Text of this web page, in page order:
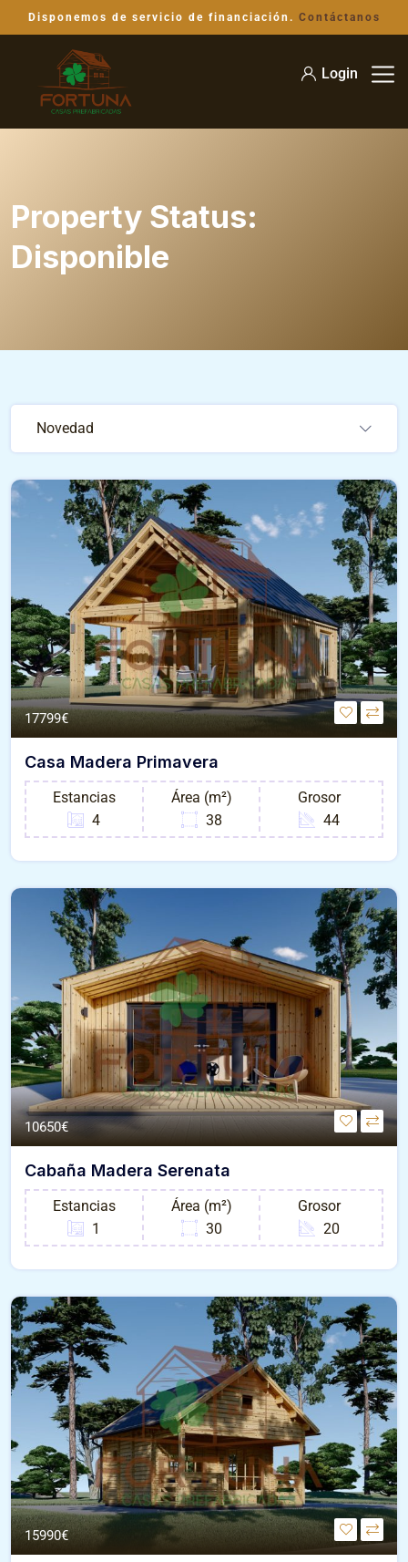
Disponemos de servicio de financiación. Contáctanos
Login
Property Status:
Disponible
Novedad
17799€
Casa Madera Primavera
Estancias
4
Área (m²)
38
Grosor
44
10650€
Cabaña Madera Serenata
Estancias
1
Área (m²)
30
Grosor
20
15990€